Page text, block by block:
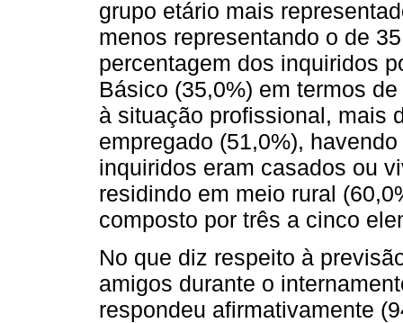
grupo etário mais
menos representando o de
percentagem dos inquiridos
Básico (35,0%) em termos
à situação profissional, mais
empregado (51,0%),
inquiridos eram casados ou
residindo em meio rural
composto por três a cinco
No que diz respeito à
amigos durante o
respondeu afirmativamente